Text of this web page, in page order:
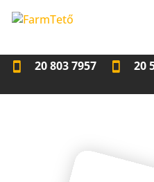
20 803 7957
20